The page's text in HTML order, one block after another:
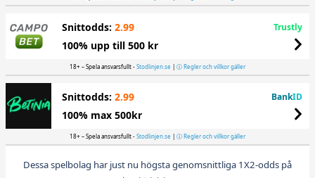
Snittodds: 2.99
100% upp till 500 kr
Trustly
18+ – Spela ansvarsfullt -Stodlinjen.se | Regler och villkor gäller
Snittodds: 2.99
100% max 500kr
BankID
18+ – Spela ansvarsfullt -Stodlinjen.se | Regler och villkor gäller
Dessa spelbolag har just nu högsta genomsnittliga 1X2-odds på